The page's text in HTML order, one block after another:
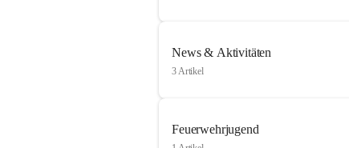
News & Aktivitäten
3 Artikel
Feuerwehrjugend